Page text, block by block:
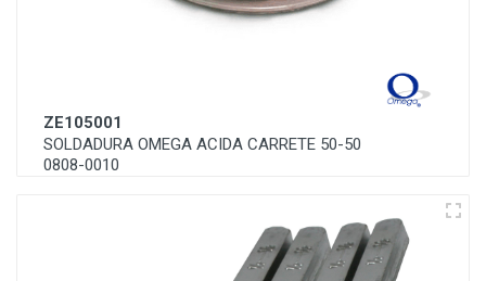
ZE105001
SOLDADURA OMEGA ACIDA CARRETE 50-50
0808-0010